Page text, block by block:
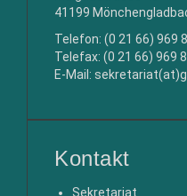
41199
Telefon: (0 21 66) 969
Telefax: (0 21 66) 969
E-Mail:
Kontakt
Sekretariat